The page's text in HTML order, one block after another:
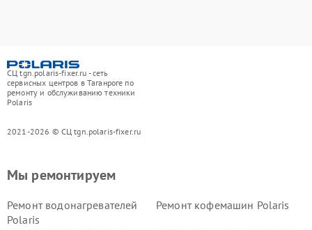
СЦ tgn.polaris-fixer.ru - сеть
сервисных центров в Таганроге по
ремонту и обслуживанию техники
Polaris
2021-2026 © СЦ tgn.polaris-fixer.ru
Мы ремонтируем
Ремонт водонагревателей
Polaris
Ремонт кофемашин Polaris